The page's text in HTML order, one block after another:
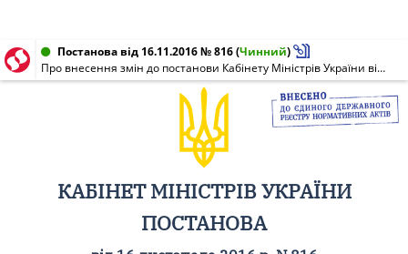
Постанова від 16.11.2016 № 816(Чинний)
Про внесення змін до постанови Кабінету Міністрів України від 2 грудня 2015 р. N 1154